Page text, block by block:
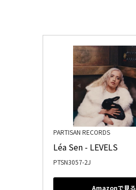
PARTISAN RECORDS
Léa Sen - LEVELS
PTSN3057-2J
Amazonで見る